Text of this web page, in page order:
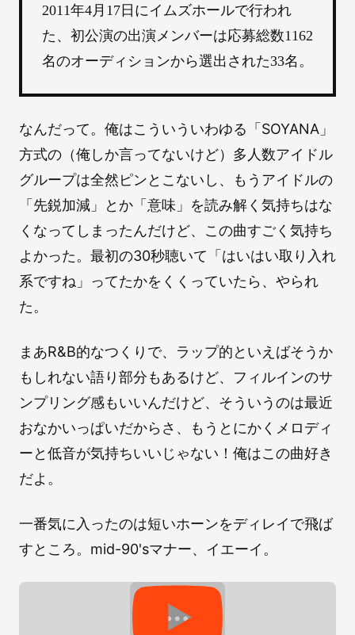
2011年4月17日にイムズホールで行われ
た、初公演の出演メンバーは応募総数1162
名のオーディションから選出された33名。
なんだって。俺はこういういわゆる「SOYANA」
方式の（俺しか言ってないけど）多人数アイドル
グループは全然ピンとこないし、もうアイドルの
「先鋭加減」とか「意味」を読み解く気持ちはな
くなってしまったんだけど、この曲すごく気持ち
よかった。最初の30秒聴いて「はいはい取り入れ
系ですね」ってたかをくくっていたら、やられ
た。
まあR&B的なつくりで、ラップ的といえばそうか
もしれない語り部分もあるけど、フィルインのサ
ンプリング感もいいんだけど、そういうのは最近
おなかいっぱいだからさ、もうとにかくメロディ
ーと低音が気持ちいいじゃない！俺はこの曲好き
だよ。
一番気に入ったのは短いホーンをディレイで飛ば
すところ。mid-90'sマナー、イエーイ。